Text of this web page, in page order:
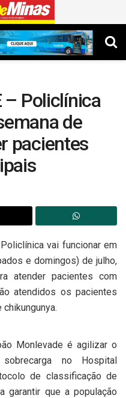
– Policlínica
de
pacientes
vai funcionar em
e domingos) de julho,
atender pacientes com
atendidos os pacientes
Monlevade é agilizar o
no Hospital
de classificação de
garantir que a população